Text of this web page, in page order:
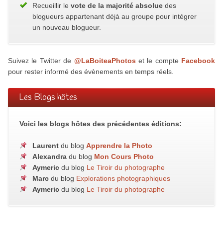
Recueillir le vote de la majorité absoluedes
blogueurs appartenant déjà au groupe pour intégrer
un nouveau blogueur.
Suivez le Twitter de @LaBoiteaPhotos et le compte Facebook
pour rester informé des évènements en temps réels.
Les Blogs hôtes
Voici les blogs hôtes des précédentes éditions:
Laurentdu blog Apprendre la Photo
Alexandradu blog Mon Cours Photo
Aymericdu blog Le Tiroir du photographe
Marcdu blog Explorations photographiques
Aymericdu blog Le Tiroir du photographe